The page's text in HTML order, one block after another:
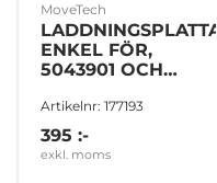
MoveTech
LADDNINGSPLATTA
ENKEL FÖR,
5043901 OCH
Artikelnr: 177193
395 :-
exkl. moms